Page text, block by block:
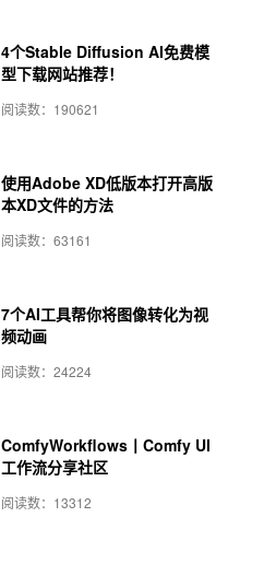
4个Stable Diffusion AI免费模
型下载网站推荐！
阅读数：190621
使用Adobe XD低版本打开高版
本XD文件的方法
阅读数：63161
7个AI工具帮你将图像转化为视
频动画
阅读数：24224
ComfyWorkflows丨Comfy UI
工作流分享社区
阅读数：13312